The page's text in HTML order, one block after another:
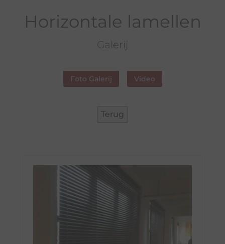
Horizontale lamellen
Galerij
Foto Galerij Video